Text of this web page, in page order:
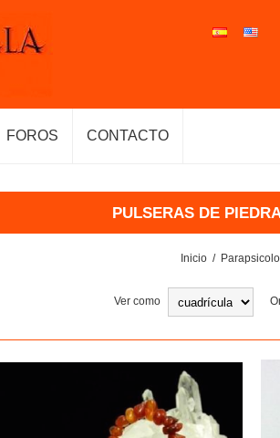
FOROS CONTACTO
PULSERAS DE
Inicio /
Ver como